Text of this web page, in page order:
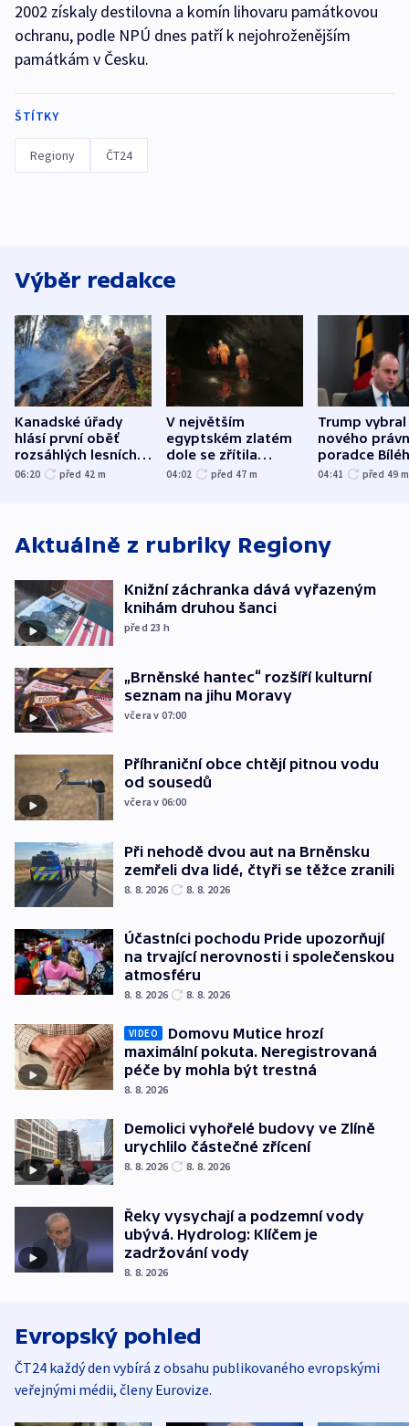
2002 získaly destilovna a komín lihovaru památkovou
ochranu, podle NPÚ dnes patří k nejohroženějším
památkám v Česku.
ŠTÍTKY
Regiony ČT24
Výběr redakce
Kanadské úřady
hlásí první oběť
rozsáhlých lesních
požárů
06:20 před 42 m
V největším
egyptském zlatém
dole se zřítila
hornina, jeden
04:02 před 47 m
Trump vybral
nového
poradce
domu
04:41 před 49 m
Aktuálně z rubriky Regiony
Knižní záchranka dává vyřazeným
knihám druhou šanci
před 23 h
„Brněnské hantec“ rozšíří kulturní
seznam na jihu Moravy
včera v 07:00
Příhraniční obce chtějí pitnou vodu
od sousedů
včera v 06:00
Při nehodě dvou aut na Brněnsku
zemřeli dva lidé, čtyři se těžce zranili
8. 8. 2026 8. 8. 2026
Účastníci pochodu Pride upozorňují
na trvající nerovnosti i společenskou
atmosféru
8. 8. 2026 8. 8. 2026
VIDEO
Domovu Mutice hrozí
maximální pokuta. Neregistrovaná
péče by mohla být trestná
8. 8. 2026
Demolici vyhořelé budovy ve Zlíně
urychlilo částečné zřícení
8. 8. 2026 8. 8. 2026
Řeky vysychají a podzemní vody
ubývá. Hydrolog: Klíčem je
zadržování vody
8. 8. 2026
Evropský pohled
ČT24 každý den vybírá z obsahu publikovaného evropskými
veřejnými médii, členy Eurovize.